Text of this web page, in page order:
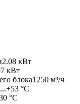
2.08 кВт
кВт
блока1250 м³/ч
°C
°C